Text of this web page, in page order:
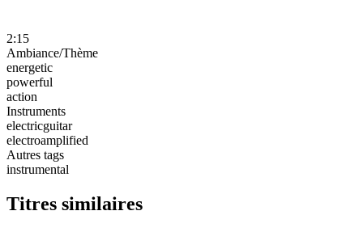
2:15
Ambiance/Thème
energetic
powerful
action
Instruments
electricguitar
electroamplified
Autres tags
instrumental
Titres similaires